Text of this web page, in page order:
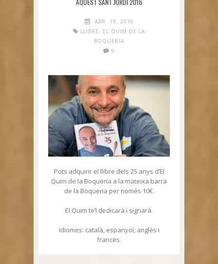
ABR. 19, 2016
LLIBRE, EL QUIM DE LA
BOQUERIA
0
Pots adquirir el llibre dels 25 anys d’El
Quim de la Boqueria a la mateixa barra
de la Boqueria per només 10€.
El Quim te’l dedicarà i signarà.
Idiomes: català, espanyol, anglès i
francès.